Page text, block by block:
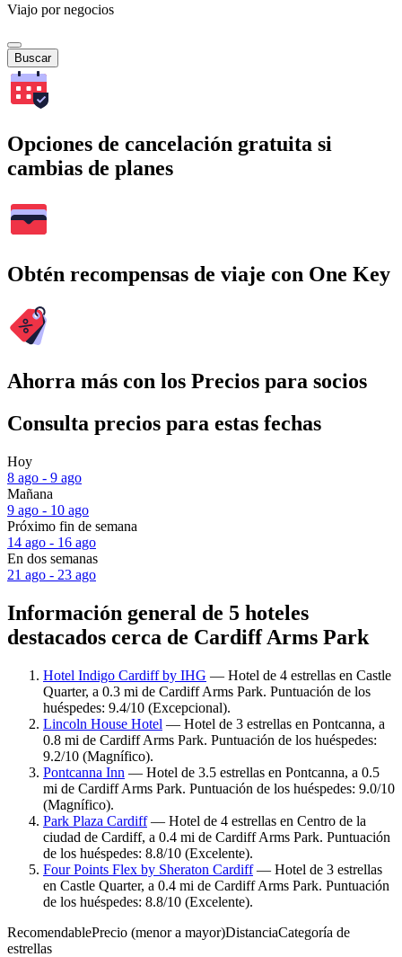
Viajo por negocios
Buscar
Opciones de cancelación gratuita si
cambias de planes
Obtén recompensas de viaje con One Key
Ahorra más con los Precios para socios
Consulta precios para estas fechas
Hoy
8 ago - 9 ago
Mañana
9 ago - 10 ago
Próximo fin de semana
14 ago - 16 ago
En dos semanas
21 ago - 23 ago
Información general de 5 hoteles
destacados cerca de Cardiff Arms Park
Hotel Indigo Cardiff by IHG — Hotel de 4 estrellas en Castle
Quarter, a 0.3 mi de Cardiff Arms Park. Puntuación de los
huéspedes: 9.4/10 (Excepcional).
Lincoln House Hotel — Hotel de 3 estrellas en Pontcanna, a
0.8 mi de Cardiff Arms Park. Puntuación de los huéspedes:
9.2/10 (Magnífico).
Pontcanna Inn — Hotel de 3.5 estrellas en Pontcanna, a 0.5
mi de Cardiff Arms Park. Puntuación de los huéspedes: 9.0/10
(Magnífico).
Park Plaza Cardiff— Hotel de 4 estrellas en Centro de la
ciudad de Cardiff, a 0.4 mi de Cardiff Arms Park. Puntuación
de los huéspedes: 8.8/10 (Excelente).
Four Points Flex by Sheraton Cardiff— Hotel de 3 estrellas
en Castle Quarter, a 0.4 mi de Cardiff Arms Park. Puntuación
de los huéspedes: 8.8/10 (Excelente).
RecomendablePrecio (menor a mayor)DistanciaCategoría de
estrellas